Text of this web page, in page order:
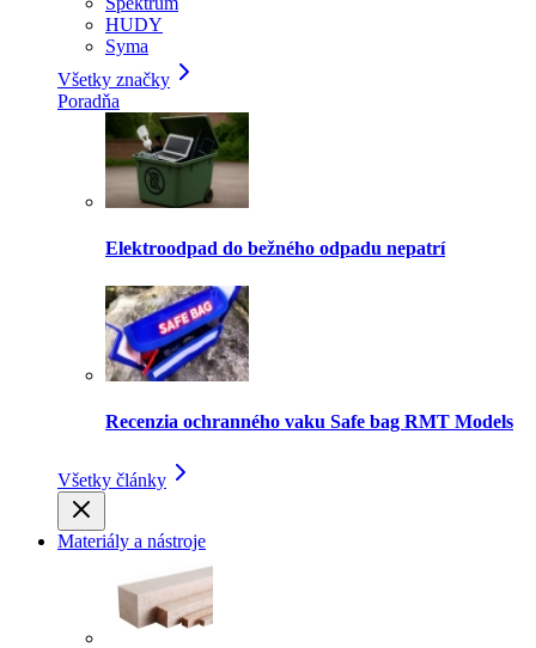
HUDY
Syma
Všetky značky
Poradňa
Elektroodpad do bežného odpadu nepatrí
Recenzia ochranného vaku Safe bag RMT Models
Všetky články
Materiály a nástroje